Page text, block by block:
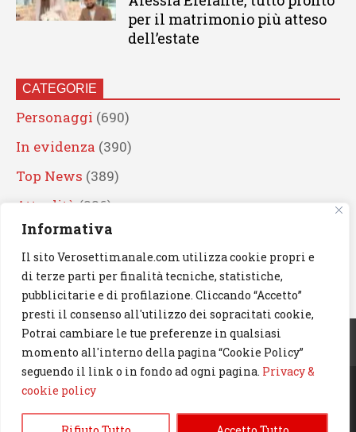
Informativa
Il sito Verosettimanale.com utilizza cookie propri e
di terze parti per finalità tecniche, statistiche,
pubblicitarie e di profilazione. Cliccando “Accetto”
presti il consenso all'utilizzo dei sopracitati cookie,
Potrai cambiare le tue preferenze in qualsiasi
momento all'interno della pagina “Cookie Policy”
seguendo il link o in fondo ad ogni pagina. Privacy &
cookie policy
per il matrimonio più atteso
dell’estate
CATEGORIE
Personaggi (690)
In evidenza (390)
Top News (389)
Attualità (336)
Eventi(330)
Artisti (241)
News(239)
Cerca
© 2023 Verosettimanale.com. All rights reserved.